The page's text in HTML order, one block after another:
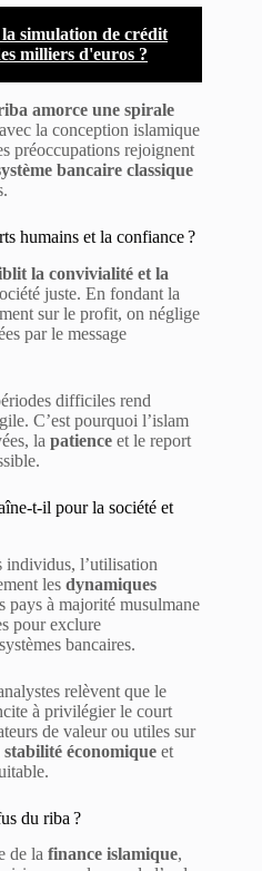
simulation de crédit
milliers d'euros ?
amorce une spirale
la conception islamique
préoccupations rejoignent
bancaire classique
humains et la confiance ?
la convivialité et la
juste. En fondant la
sur le profit, on néglige
par le message
difficiles rend
C’est pourquoi l’islam
la patience et le report
t-il pour la société et
individus, l’utilisation
les dynamiques
pays à majorité musulmane
pour exclure
bancaires.
relèvent que le
à privilégier le court
de valeur ou utiles sur
stabilité économique et
du riba ?
de la finance islamique,